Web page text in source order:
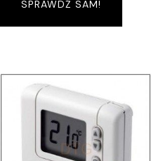
SPRAWDŹ SAM!